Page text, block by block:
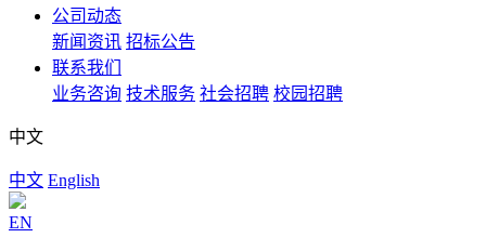
公司动态
新闻资讯 招标公告
联系我们
业务咨询 技术服务 社会招聘 校园招聘
中文
中文 English
EN